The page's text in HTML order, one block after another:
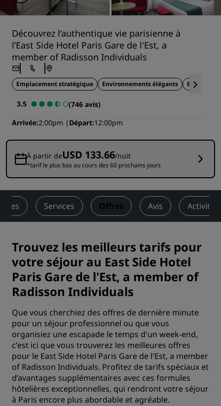
Découvrez l’authentique vie parisienne à
l’East Side Hotel Paris Gare de l'Est, a
member of Radisson Individuals
Emplacement stratégique Environnements élégants Bâtiment
3.5
(746 avis)
Arrivée 2:00pm Départ 12:00pm
À partir deUSD 133.66/nuit
*tarif le plus bas au cours des 60 prochains jours
Services Offres Avis
Trouvez les meilleurs tarifs pour
votre séjour au East Side Hotel
Paris Gare de l'Est, a member of
Radisson Individuals
Que vous cherchiez des offres de dernière minute
pour un séjour professionnel ou que vous
organisiez une escapade le temps d'un week-end,
c'est ici que vous trouverez les meilleures offres
pour le East Side Hotel Paris Gare de l'Est, a member
of Radisson Individuals. Profitez de tarifs spéciaux et
d’avantages supplémentaires avec ces formules
hôtelières exceptionnelles, qui rendront votre séjour
à Paris encore plus abordable et agréable.